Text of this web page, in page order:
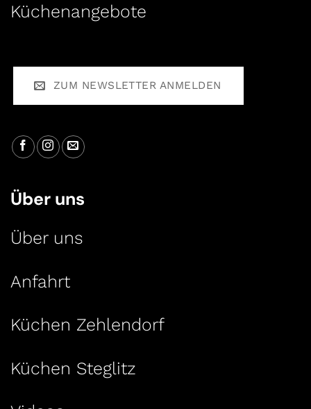
Küchenangebote
ZUM NEWSLETTER ANMELDEN
Über uns
Über uns
Anfahrt
Küchen Zehlendorf
Küchen Steglitz